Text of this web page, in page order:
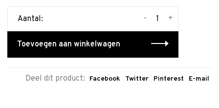
Aantal: +
-
Toevoegen aan winkelwagen
Deel dit product: Facebook Twitter Pinterest E-mail